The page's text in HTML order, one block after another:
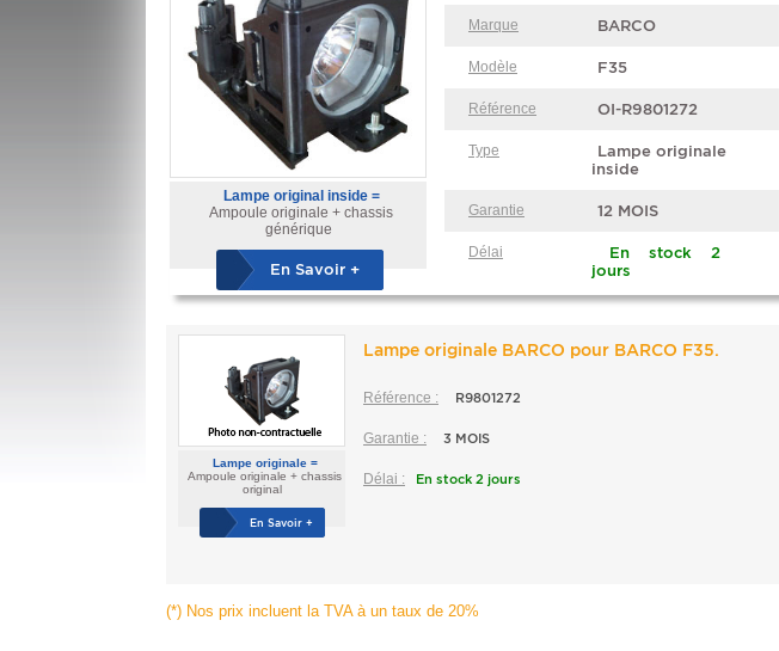
Lampe original inside =
Ampoule originale + chassis
générique
En Savoir +
Marque BARCO
Modèle F35
Référence OI-R9801272
Type
Lampe originale
inside
Garantie 12 MOIS
Délai
En stock 2
jours
Lampe originale =
Ampoule originale + chassis
original
En Savoir +
Lampe originale BARCO pour BARCO F35.
Référence : R9801272
Garantie : 3 MOIS
Délai : En stock 2 jours
(*) Nos prix incluent la TVA à un taux de 20%